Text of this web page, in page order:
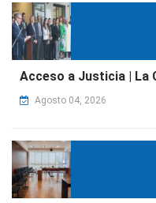
Acceso a Justicia | La
Agosto 04, 2026